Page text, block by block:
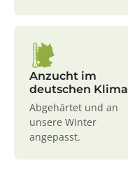
Anzucht im
deutschen Klima
Abgehärtet und an
unsere Winter
angepasst.